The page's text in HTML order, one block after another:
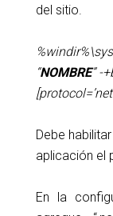
del sitio.
“NOMBRE” -
Debe
aplicación el
En la